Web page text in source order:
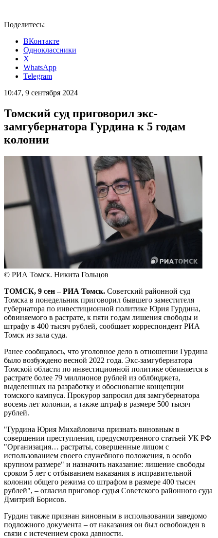
Поделитесь:
ВКонтакте
Одноклассники
X
WhatsApp
Telegram
10:47, 9 сентября 2024
Томский суд приговорил экс-
замгубернатора Гурдина к 5 годам
колонии
© РИА Томск. Никита Гольцов
ТОМСК, 9 сен – РИА Томск. Советский районной суд
Томска в понедельник приговорил бывшего заместителя
губернатора по инвестиционной политике Юрия Гурдина,
обвиняемого в растрате, к пяти годам лишения свободы и
штрафу в 400 тысяч рублей, сообщает корреспондент РИА
Томск из зала суда.
Ранее сообщалось, что уголовное дело в отношении Гурдина
было возбуждено весной 2022 года. Экс-замгубернатора
Томской области по инвестиционной политике обвиняется в
растрате более 79 миллионов рублей из облбюджета,
выделенных на разработку и обоснование концепции
томского кампуса. Прокурор запросил для замгубернатора
восемь лет колонии, а также штраф в размере 500 тысяч
рублей.
"Гурдина Юрия Михайловича признать виновным в
совершении преступления, предусмотренного статьей УК РФ
"Организация… растраты, совершенные лицом с
использованием своего служебного положения, в особо
крупном размере" и назначить наказание: лишение свободы
сроком 5 лет с отбыванием наказания в исправительной
колонии общего режима со штрафом в размере 400 тысяч
рублей", – огласил приговор судья Советского районного суда
Дмитрий Борисов.
Гурдин также признан виновным в использовании заведомо
подложного документа – от наказания он был освобожден в
связи с истечением срока давности.